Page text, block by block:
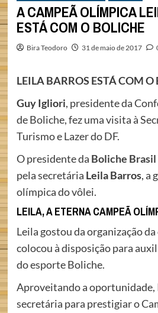
A CAMPEÃ OLÍMPICA
ESTÁ COM O BOLICHE
Bira Teodoro 31 de maio de 2017
LEILA BARROS ESTÁ COM O
Guy Igliori, presidente da
de Boliche, fez uma visita à
Turismo e Lazer do DF.
O presidente da Boliche Brasil
pela secretária Leila Barros, a
olímpica do vôlei.
LEILA, A ETERNA CAMPEÃ
Leila gostou da organização
colocou à disposição para
do esporte Boliche.
Aproveitando a
secretária​ para prestigiar o